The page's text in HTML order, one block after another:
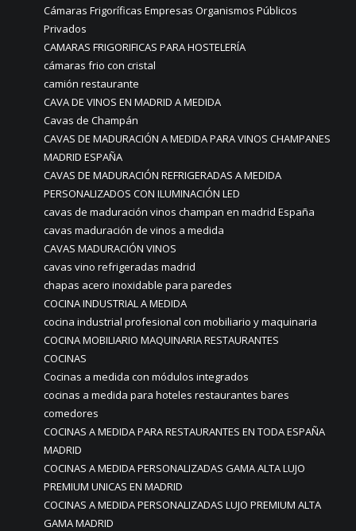
Cámaras Frigoríficas Empresas Organismos Públicos
Privados
CAMARAS FRIGORIFICAS PARA HOSTELERÍA
cámaras frio con cristal
camión restaurante
CAVA DE VINOS EN MADRID A MEDIDA
Cavas de Champán
CAVAS DE MADURACIÓN A MEDIDA PARA VINOS CHAMPANES
MADRID ESPAÑA
CAVAS DE MADURACIÓN REFRIGERADAS A MEDIDA
PERSONALIZADOS CON ILUMINACIÓN LED
cavas de maduración vinos champan en madrid España
cavas maduración de vinos a medida
CAVAS MADURACIÓN VINOS
cavas vino refrigeradas madrid
chapas acero inoxidable para paredes
COCINA INDUSTRIAL A MEDIDA
cocina industrial profesional con mobiliario y maquinaria
COCINA MOBILIARIO MAQUINARIA RESTAURANTES
COCINAS
Cocinas a medida con módulos integrados
cocinas a medida para hoteles restaurantes bares
comedores
COCINAS A MEDIDA PARA RESTAURANTES EN TODA ESPAÑA
MADRID
COCINAS A MEDIDA PERSONALIZADAS GAMA ALTA LUJO
PREMIUM UNICAS EN MADRID
COCINAS A MEDIDA PERSONALIZADAS LUJO PREMIUM ALTA
GAMA MADRID